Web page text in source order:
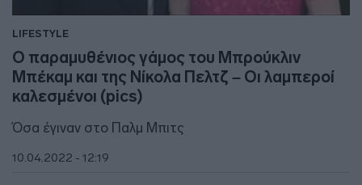
LIFESTYLE
Ο παραμυθένιος γάμος του Μπρούκλιν
Μπέκαμ και της Νίκολα Πελτζ – Οι λαμπεροί
καλεσμένοι (pics)
Όσα έγιναν στο Παλμ Μπιτς
10.04.2022 - 12:19